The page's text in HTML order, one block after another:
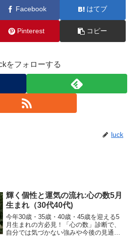
Facebook はてブ
Pinterest コピー
をフォローする
luck
輝く個性と運気の流れ:心の数5月
生まれ（30代40代)
今年30歳・35歳・40歳・45歳を迎える5
月生まれの方必見！「心の数」診断で、
自分では気づかない強みや今後の見通し